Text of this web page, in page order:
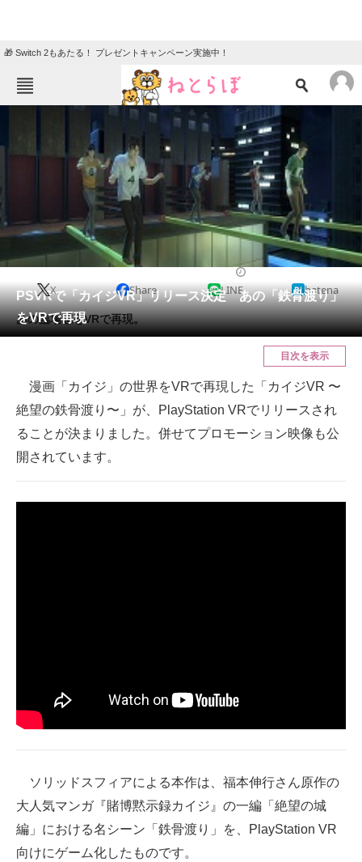
🎁 Switch 2もあたる！ プレゼントキャンペーン実施中！
ねとらぼメニュー
ニュース
クイズ
地域
住まい 教育・育児
動物
会員記事
メディア
スマホと通信の最新トレンド
進化するPCとデバイスの未来
好きが集まる 比べて選べる
ITエンジニア向け専門サイト
IT製品の技術・比較・事例
製造業のIT導入・活用を支援
モノづくり技術者専門サイト
PSVRで「カイジVR」リリース決定 あの「鉄骨渡り」
をVRで再現
X Share LINE hatena
あの臨場感をVRで再現。
目次を表示
漫画「カイジ」の世界をVRで再現した「カイジVR 〜
絶望の鉄骨渡り〜」が、PlayStation VRでリリースされ
ることが決まりました。併せてプロモーション映像も公
開されています。
ソリッドスフィアによる本作は、福本伸行さん原作の
大人気マンガ『賭博黙示録カイジ』の一編「絶望の城
編」における名シーン「鉄骨渡り」を、PlayStation VR
向けにゲーム化したものです。